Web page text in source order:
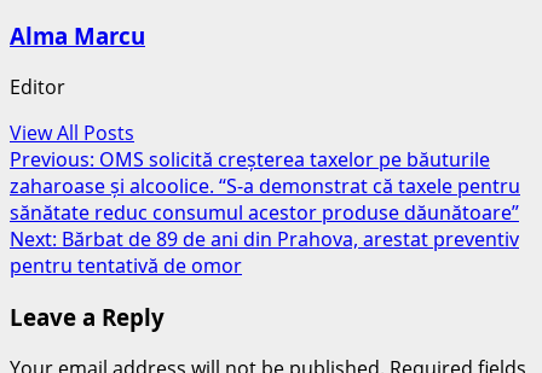
Alma Marcu
Editor
View All Posts
Post
navigation
Previous: OMS solicită creșterea taxelor pe băuturile
zaharoase și alcoolice. “S-a demonstrat că taxele pentru
sănătate reduc consumul acestor produse dăunătoare”
Next: Bărbat de 89 de ani din Prahova, arestat preventiv
pentru tentativă de omor
Leave a Reply
Your email address will not be published. Required fields